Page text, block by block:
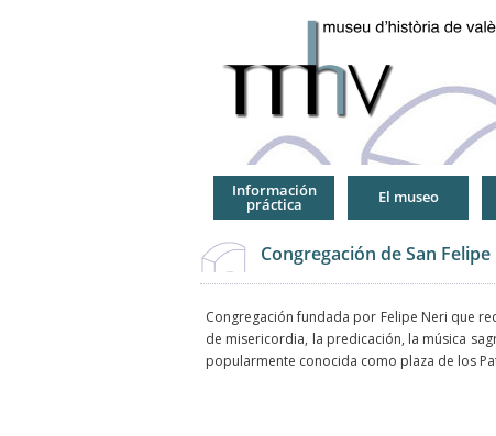
Información
práctica El museo
Congregación de San
Congregación fundada por Felipe Neri que
de misericordia, la predicación, la música
popularmente conocida como plaza de los